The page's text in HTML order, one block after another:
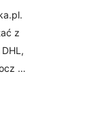
z
…